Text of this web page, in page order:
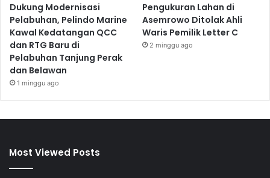
Dukung Modernisasi
Pelabuhan, Pelindo Marine
Kawal Kedatangan QCC
dan RTG Baru di
Pelabuhan Tanjung Perak
dan Belawan
1 minggu ago
Pengukuran Lahan di
Asemrowo Ditolak Ahli
Waris Pemilik Letter C
2 minggu ago
Most Viewed Posts